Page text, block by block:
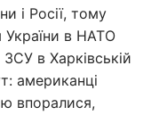
і Росії, тому
України в НАТО
в Харківській
американці
впоралися,